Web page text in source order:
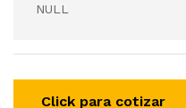
NULL